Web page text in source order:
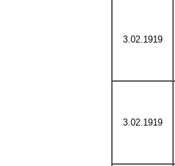
3.02.1919
3.02.1919